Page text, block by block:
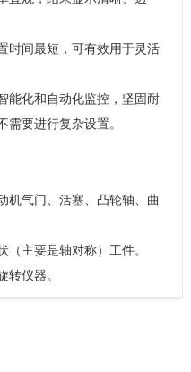
时间最短，可有效用于灵活
能化和自动化监控，坚固耐
需要进行复杂设置。
机气门、活塞、凸轮轴、曲
（主要是轴对称）工件。
转仪器。